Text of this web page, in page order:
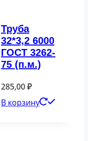
Труба
32*3,2 6000
ГОСТ 3262-
75 (п.м.)
285,00₽
В корзину